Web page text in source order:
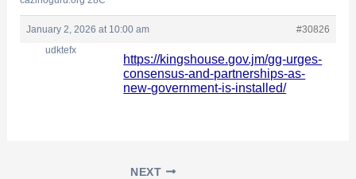
January 2, 2026 at 10:00 am
#30826
udktefx
https://kingshouse.gov.jm/gg-urges-
consensus-and-partnerships-as-
new-government-is-installed/
NEXT